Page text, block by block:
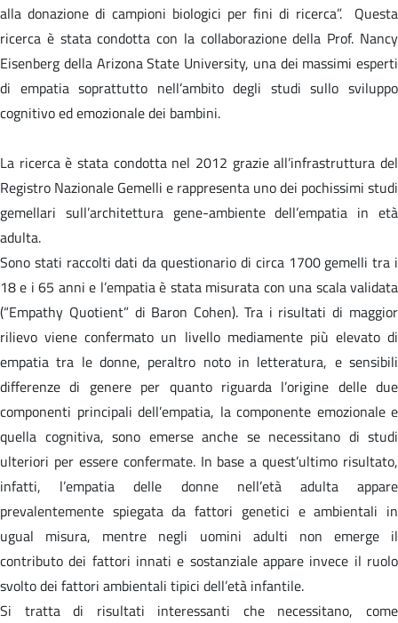
alla donazione di campioni biologici per fini di ricerca”. Questa
ricerca è stata condotta con la collaborazione della Prof. Nancy
Eisenberg della Arizona State University, una dei massimi esperti
di empatia soprattutto nell’ambito degli studi sullo sviluppo
cognitivo ed emozionale dei bambini.
La ricerca è stata condotta nel 2012 grazie all’infrastruttura del
Registro Nazionale Gemelli e rappresenta uno dei pochissimi studi
gemellari sull’architettura gene-ambiente dell’empatia in età
adulta.
Sono stati raccolti dati da questionario di circa 1700 gemelli tra i
18 e i 65 anni e l’empatia è stata misurata con una scala validata
(“Empathy Quotient” di Baron Cohen). Tra i risultati di maggior
rilievo viene confermato un livello mediamente più elevato di
empatia tra le donne, peraltro noto in letteratura, e sensibili
differenze di genere per quanto riguarda l’origine delle due
componenti principali dell’empatia, la componente emozionale e
quella cognitiva, sono emerse anche se necessitano di studi
ulteriori per essere confermate. In base a quest’ultimo risultato,
infatti, l’empatia delle donne nell’età adulta appare
prevalentemente spiegata da fattori genetici e ambientali in
ugual misura, mentre negli uomini adulti non emerge il
contributo dei fattori innati e sostanziale appare invece il ruolo
svolto dei fattori ambientali tipici dell’età infantile.
Si tratta di risultati interessanti che necessitano, come